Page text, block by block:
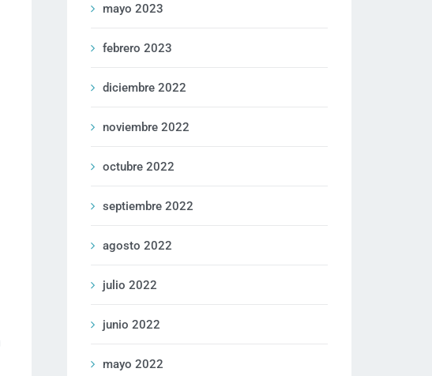
mayo 2023
febrero 2023
diciembre 2022
noviembre 2022
octubre 2022
septiembre 2022
agosto 2022
julio 2022
junio 2022
mayo 2022